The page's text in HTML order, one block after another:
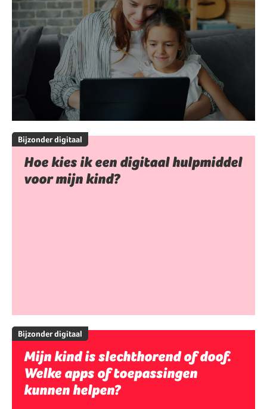
Bijzonder digitaal
Hoe kies ik een digitaal hulpmiddel
voor mijn kind?
Bijzonder digitaal
Mijn kind is slechthorend of doof.
Welke apps of toepassingen
kunnen helpen?